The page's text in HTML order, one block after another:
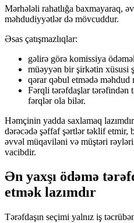
Mərhələli rahatlığa baxmayaraq,
məhdudiyyətlər də mövcuddur.
Əsas çatışmazlıqlar:
gəlirə görə komissiya
müəyyən bir şirkətin xüsusi
qərar qəbul etmədə məhdud
Fərqli tərəfdaşlar tərəfindən
fərqlər ola bilər.
Həmçinin yadda saxlamaq
dərəcədə şəffaf şərtlər təklif etmir,
əvvəl müqaviləni və müştəri
vacibdir.
Ən yaxşı ödəmə
etmək lazımdır
Tərəfdaşın seçimi yalnız iş